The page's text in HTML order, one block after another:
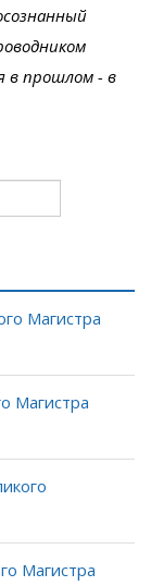
в прошлом - в
Магистра
Магистра
Магистра